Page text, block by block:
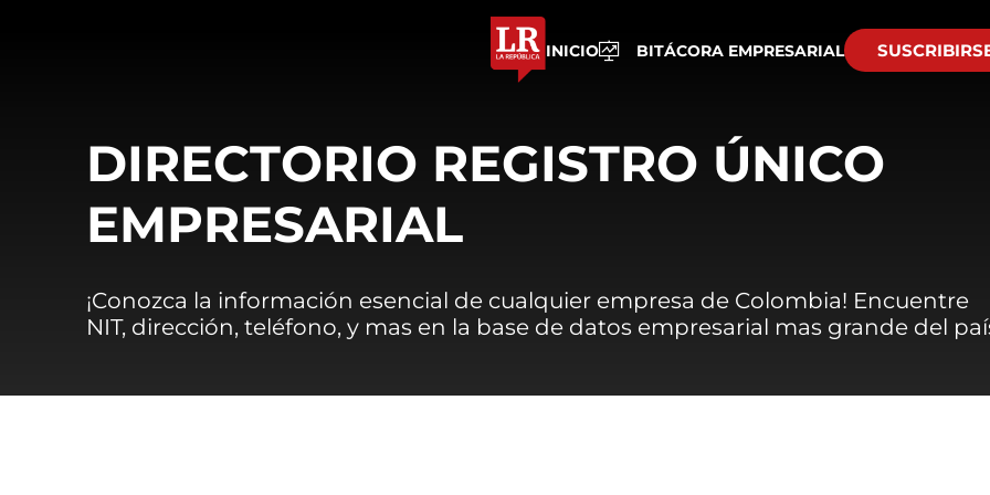
INICIO BITÁCORA EMPRESARIAL
DIRECTORIO REGISTRO ÚNICO
EMPRESARIAL
¡Conozca la información esencial de cualquier empresa de Colombia! Encuentre
NIT, dirección, teléfono, y mas en la base de datos empresarial mas grande del